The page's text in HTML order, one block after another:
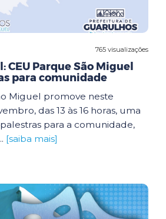
765 visualizações
CEU Parque São Miguel
para comunidade
Miguel promove neste
das 13 às 16 horas, uma
para a comunidade,
[saiba mais]